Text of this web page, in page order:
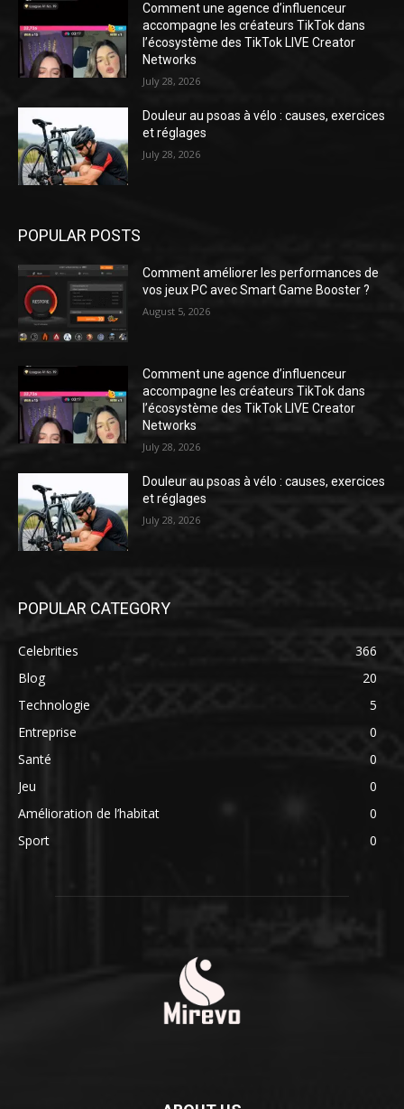
Comment une agence d’influenceur
accompagne les créateurs TikTok dans
l’écosystème des TikTok LIVE Creator
Networks
July 28, 2026
Douleur au psoas à vélo : causes, exercices
et réglages
July 28, 2026
POPULAR POSTS
Comment améliorer les performances de
vos jeux PC avec Smart Game Booster ?
August 5, 2026
Comment une agence d’influenceur
accompagne les créateurs TikTok dans
l’écosystème des TikTok LIVE Creator
Networks
July 28, 2026
Douleur au psoas à vélo : causes, exercices
et réglages
July 28, 2026
POPULAR CATEGORY
Celebrities
366
Blog
20
Technologie
5
Entreprise
0
Santé
0
Jeu
0
Amélioration de l’habitat
0
Sport
0